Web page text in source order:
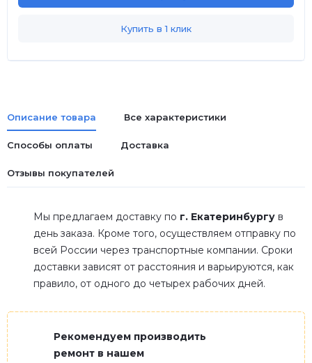
Купить в 1 клик
Описание товара Все характеристики
Способы оплаты Доставка
Отзывы покупателей
Мы предлагаем доставку по г. Екатеринбургу в
день заказа. Кроме того, осуществляем отправку по
всей России через транспортные компании. Сроки
доставки зависят от расстояния и варьируются, как
правило, от одного до четырех рабочих дней.
Рекомендуем производить
ремонт в нашем